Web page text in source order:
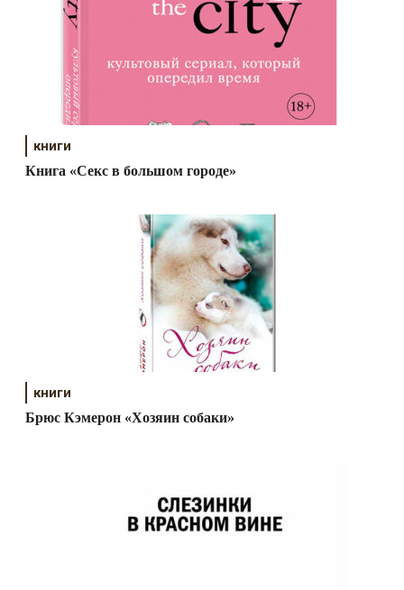
книги
Книга «Секс в большом городе»
книги
Брюс Кэмерон «Хозяин собаки»